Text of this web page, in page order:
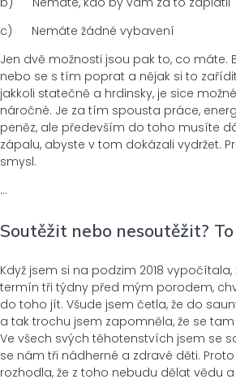
c) Nemáte žádné vybavení
Jen dvě možnosti jsou pak to, co máte.
nebo se s tím poprat a nějak si to
jakkoli statečně a hrdinsky, je sice
náročné. Je za tím spousta práce,
peněz, ale především do toho musíte
zápalu, abyste v tom dokázali vydržet.
smysl.
…
Soutěžit nebo nesoutěžit?
Když jsem si na podzim 2018 vypočítala,
termín tři týdny před mým porodem,
do toho jít. Všude jsem četla, že do
a tak trochu jsem zapomněla, že se
Ve všech svých těhotenstvích jsem se
se nám tři nádherné a zdravé děti.
rozhodla, že z toho nebudu dělat vědu